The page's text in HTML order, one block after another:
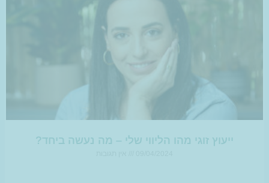
ייעוץ זוגי מהו הליווי שלי – מה נעשה ביחד?